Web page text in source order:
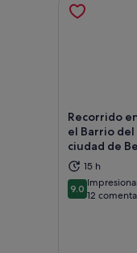
Recorrido
el Barrio
ciudad de
15 h
9.09.0 sobre 10
12